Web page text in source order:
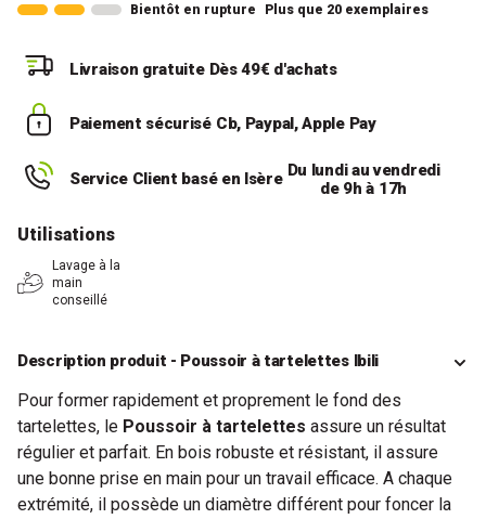
Bientôt en rupture Plus que 20 exemplaires
Livraison gratuite Dès 49€ d'achats
Paiement sécurisé Cb, Paypal, Apple Pay
Service Client basé en Isère Du lundi au vendredi
de 9h à 17h
Utilisations
Lavage à la
main
conseillé
Description produit - Poussoir à tartelettes Ibili
Pour former rapidement et proprement le fond des
tartelettes, le Poussoir à tartelettes assure un résultat
régulier et parfait. En bois robuste et résistant, il assure
une bonne prise en main pour un travail efficace. A chaque
extrémité, il possède un diamètre différent pour foncer la